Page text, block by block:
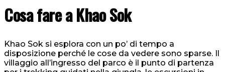
Cosa fare a Khao Sok
Khao Sok si esplora con un po’ di tempo a
disposizione perché le cose da vedere sono sparse. Il
villaggio all’ingresso del parco è il punto di partenza